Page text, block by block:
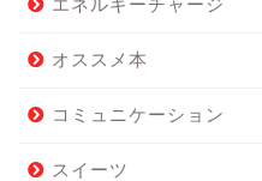
オススメ本
コミュニケーション
スイーツ